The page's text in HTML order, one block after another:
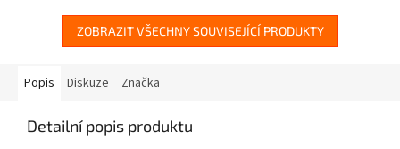
ZOBRAZIT VŠECHNY SOUVISEJÍCÍ PRODUKTY
Popis Diskuze Značka
Detailní popis produktu